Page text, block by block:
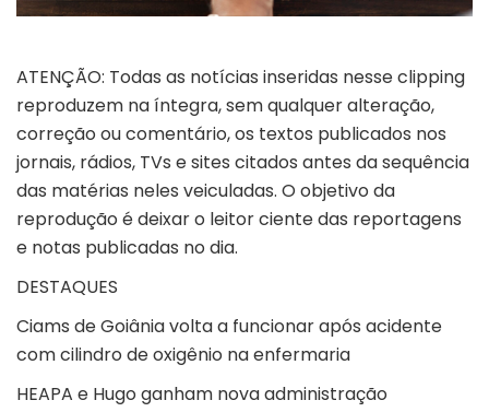
ATENÇÃO: Todas as notícias inseridas nesse clipping
reproduzem na íntegra, sem qualquer alteração,
correção ou comentário, os textos publicados nos
jornais, rádios, TVs e sites citados antes da sequência
das matérias neles veiculadas. O objetivo da
reprodução é deixar o leitor ciente das reportagens
e notas publicadas no dia.
DESTAQUES
Ciams de Goiânia volta a funcionar após acidente
com cilindro de oxigênio na enfermaria
HEAPA e Hugo ganham nova administração